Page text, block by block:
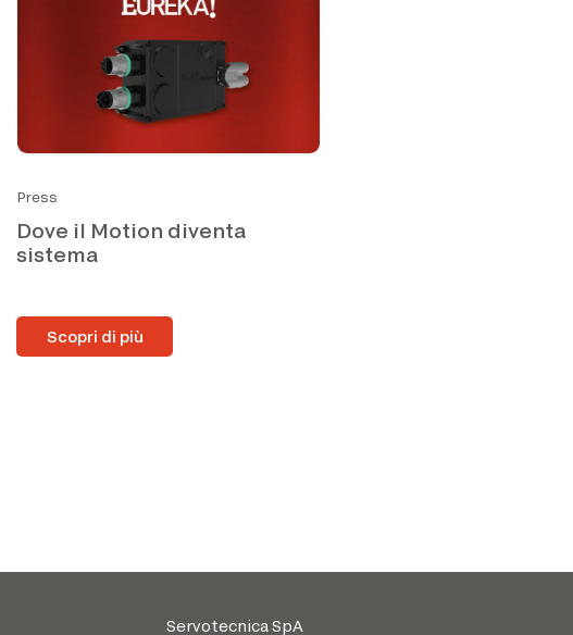
Press
Dove il Motion diventa
sistema
Scopri di più
Servotecnica SpA